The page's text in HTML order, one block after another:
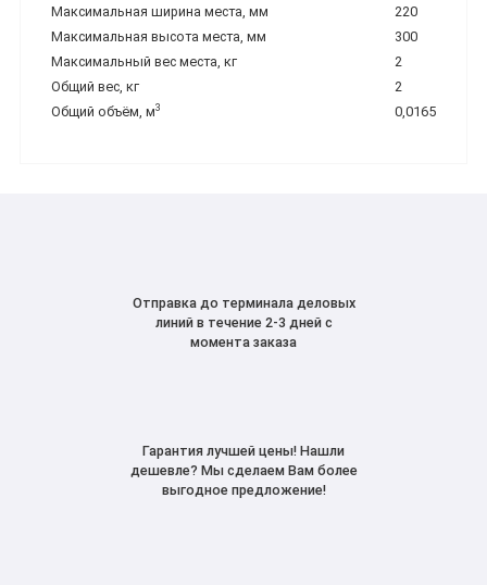
Максимальная ширина места, мм
220
Максимальная высота места, мм
300
Максимальный вес места, кг
2
Общий вес, кг
2
Общий объём, м3 0,0165
Отправка до терминала деловых
линий в течение 2-3 дней с
момента заказа
Гарантия лучшей цены! Нашли
дешевле? Мы сделаем Вам более
выгодное предложение!